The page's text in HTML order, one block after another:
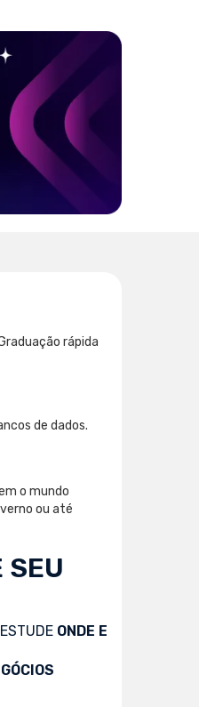
rápida
de dados.
o mundo
ou até
SEU
ONDE E